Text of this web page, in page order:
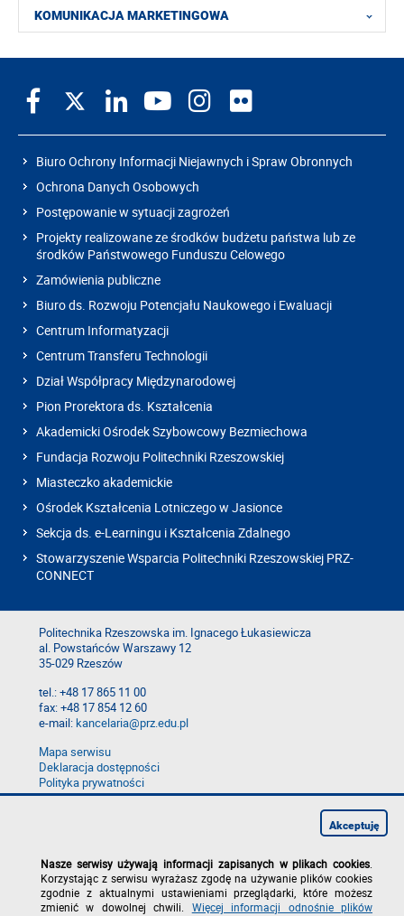
KOMUNIKACJA MARKETINGOWA
Biuro Ochrony Informacji Niejawnych i Spraw Obronnych
Ochrona Danych Osobowych
Postępowanie w sytuacji zagrożeń
Projekty realizowane ze środków budżetu państwa lub ze
środków Państwowego Funduszu Celowego
Zamówienia publiczne
Biuro ds. Rozwoju Potencjału Naukowego i Ewaluacji
Centrum Informatyzacji
Centrum Transferu Technologii
Dział Współpracy Międzynarodowej
Pion Prorektora ds. Kształcenia
Akademicki Ośrodek Szybowcowy Bezmiechowa
Fundacja Rozwoju Politechniki Rzeszowskiej
Miasteczko akademickie
Ośrodek Kształcenia Lotniczego w Jasionce
Sekcja ds. e-Learningu i Kształcenia Zdalnego
Stowarzyszenie Wsparcia Politechniki Rzeszowskiej PRZ-
CONNECT
Politechnika Rzeszowska im. Ignacego Łukasiewicza
al. Powstańców Warszawy 12
35-029 Rzeszów
tel.: +48 17 865 11 00
fax: +48 17 854 12 60
e-mail:kancelaria@prz.edu.pl
Mapa serwisu
Deklaracja dostępności
Polityka prywatności
Zgłoś błąd na stronie
Nasze serwisy używają informacji zapisanych w plikach cookies
Korzystając z serwisu wyrażasz zgodę na używanie plików cookies
zgodnie z aktualnymi ustawieniami przeglądarki, które możesz
zmienić w dowolnej chwili. Więcej informacji odnośnie plików
Akceptuję